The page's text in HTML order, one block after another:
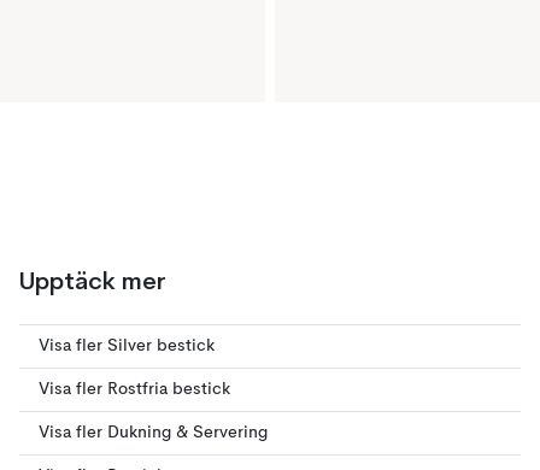
Upptäck mer
Visa fler Silver bestick
Visa fler Rostfria bestick
Visa fler Dukning & Servering